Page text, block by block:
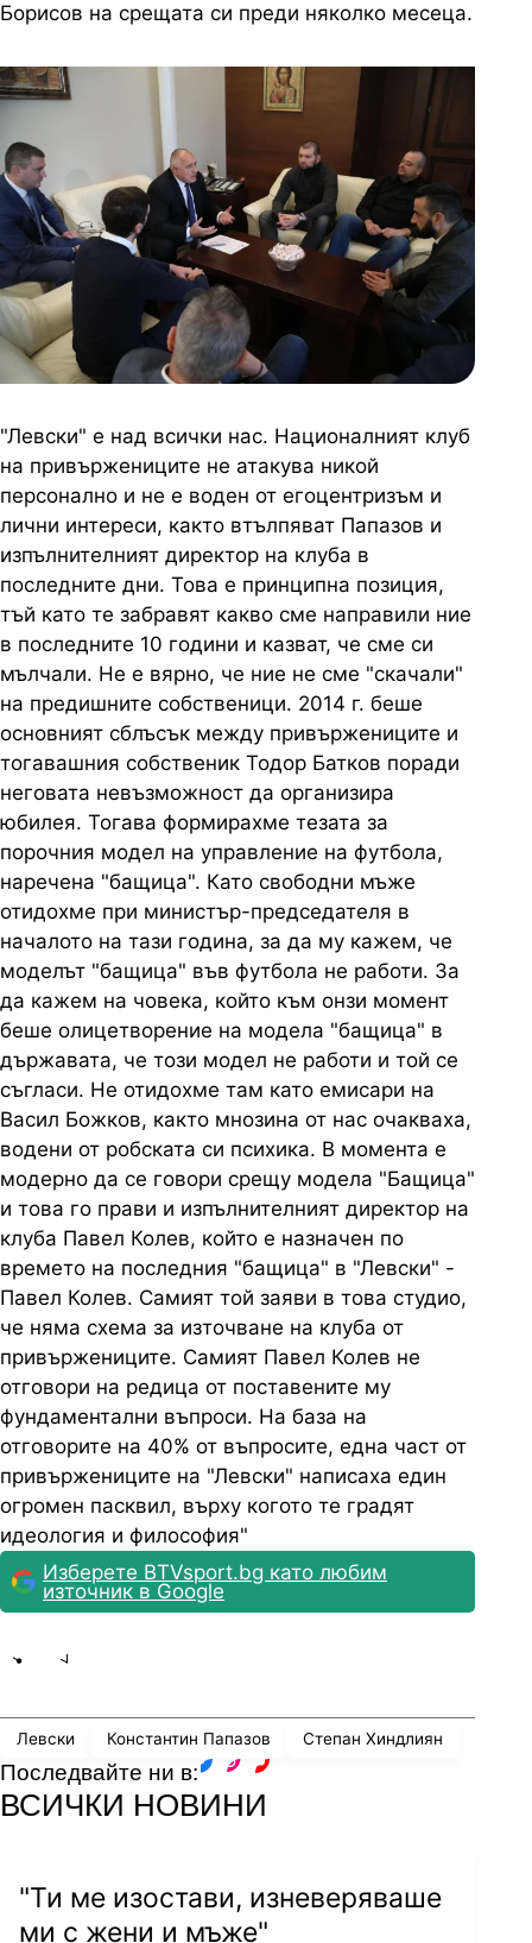
Борисов на срещата си преди няколко месеца.
"Левски" е над всички нас. Националният клуб
на привържениците не атакува никой
персонално и не е воден от егоцентризъм и
лични интереси, както втълпяват Папазов и
изпълнителният директор на клуба в
последните дни. Това е принципна позиция,
тъй като те забравят какво сме направили ние
в последните 10 години и казват, че сме си
мълчали. Не е вярно, че ние не сме "скачали"
на предишните собственици. 2014 г. беше
основният сблъсък между привържениците и
тогавашния собственик Тодор Батков поради
неговата невъзможност да организира
юбилея. Тогава формирахме тезата за
порочния модел на управление на футбола,
наречена "бащица". Като свободни мъже
отидохме при министър-председателя в
началото на тази година, за да му кажем, че
моделът "бащица" във футбола не работи. За
да кажем на човека, който към онзи момент
беше олицетворение на модела "бащица" в
държавата, че този модел не работи и той се
съгласи. Не отидохме там като емисари на
Васил Божков, както мнозина от нас очакваха,
водени от робската си психика. В момента е
модерно да се говори срещу модела "Бащица"
и това го прави и изпълнителният директор на
клуба Павел Колев, който е назначен по
времето на последния "бащица" в "Левски" -
Павел Колев. Самият той заяви в това студио,
че няма схема за източване на клуба от
привържениците. Самият Павел Колев не
отговори на редица от поставените му
фундаментални въпроси. На база на
отговорите на 40% от въпросите, една част от
привържениците на "Левски" написаха един
огромен пасквил, върху когото те градят
идеология и философия"
Изберете BTVsport.bg като любим
източник в Google
Левски Константин Папазов Степан Хиндлиян
Последвайте ни в:
ВСИЧКИ НОВИНИ
"Ти ме изостави, изневеряваше
ми с жени и мъже"